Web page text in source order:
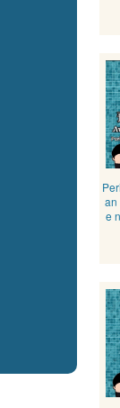
an
e